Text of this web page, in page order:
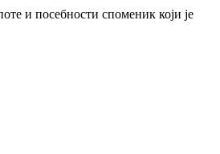
и посебности споменик који је